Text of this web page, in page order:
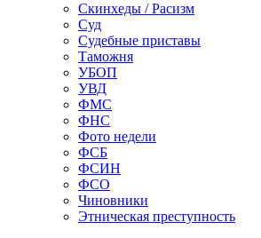
Скинхеды / Расизм
Суд
Судебные приставы
Таможня
УБОП
УВД
ФМС
ФНС
Фото недели
ФСБ
ФСИН
ФСО
Чиновники
Этническая преступность